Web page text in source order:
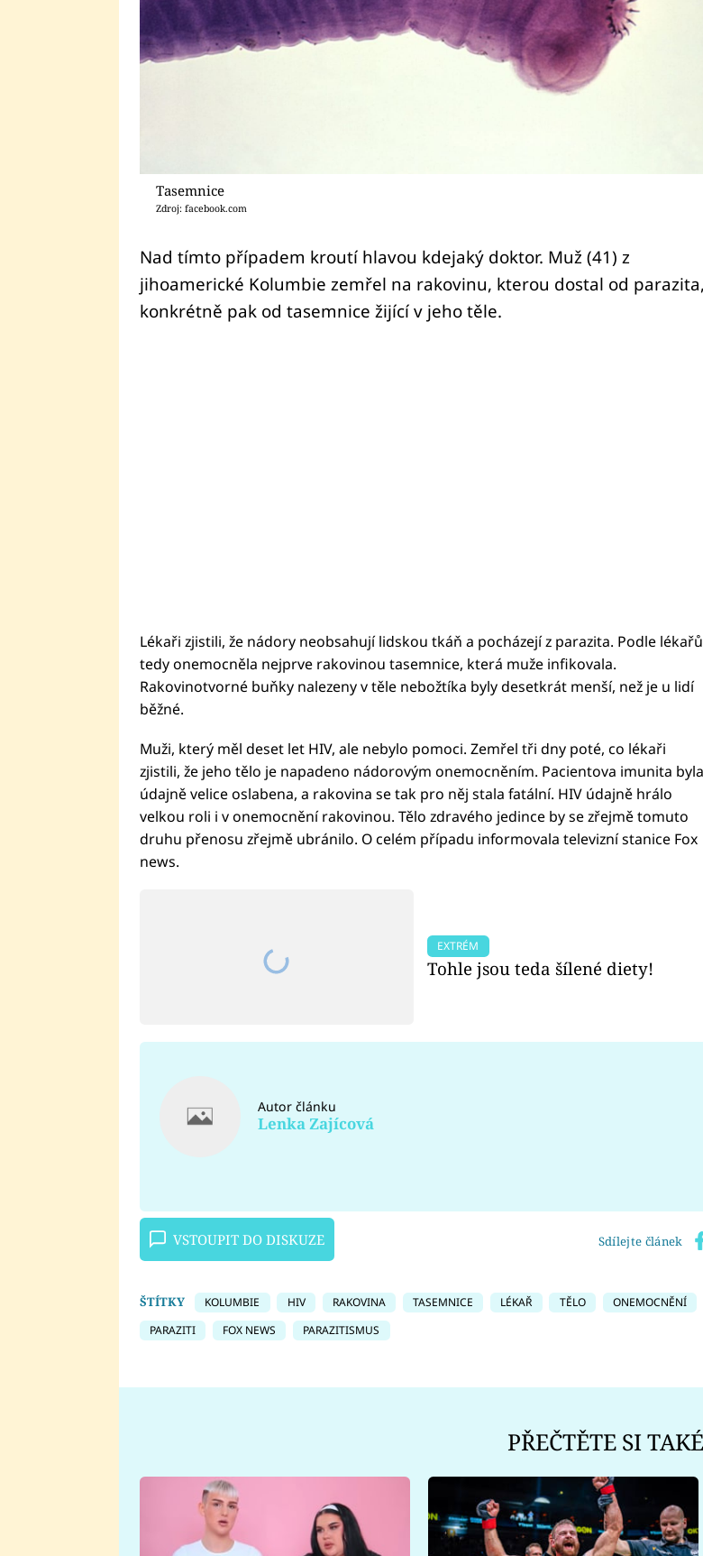
Tasemnice
Zdroj: facebook.com
Nad tímto případem kroutí hlavou kdejaký doktor. Muž (41) z
jihoamerické Kolumbie zemřel na rakovinu, kterou dostal od parazita,
konkrétně pak od tasemnice žijící v jeho těle.
Lékaři zjistili, že nádory neobsahují lidskou tkáň a pocházejí z parazita. Podle lékařů
tedy onemocněla nejprve rakovinou tasemnice, která muže infikovala.
Rakovinotvorné buňky nalezeny v těle nebožtíka byly desetkrát menší, než je u lidí
běžné.
Muži, který měl deset let HIV, ale nebylo pomoci. Zemřel tři dny poté, co lékaři
zjistili, že jeho tělo je napadeno nádorovým onemocněním. Pacientova imunita byla
údajně velice oslabena, a rakovina se tak pro něj stala fatální. HIV údajně hrálo
velkou roli i v onemocnění rakovinou. Tělo zdravého jedince by se zřejmě tomuto
druhu přenosu zřejmě ubránilo. O celém případu informovala televizní stanice Fox
news.
EXTRÉM
Tohle jsou teda šílené diety!
Autor článku
Lenka Zajícová
VSTOUPIT DO DISKUZE Sdílejte článek
ŠTÍTKY KOLUMBIE HIV RAKOVINA TASEMNICE LÉKAŘ TĚLO
ONEMOCNĚNÍ
PARAZITI
FOX NEWS PARAZITISMUS
PŘEČTĚTE SI TAKÉ